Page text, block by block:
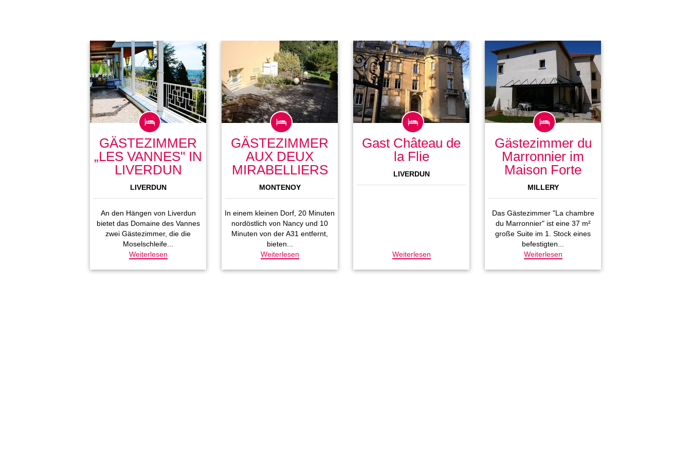
GÄSTEZIMMER
„LES VANNES" IN
LIVERDUN
LIVERDUN
An den Hängen von Liverdun
bietet das Domaine des Vannes
zwei Gästezimmer, die die
Moselschleife...
Weiterlesen
GÄSTEZIMMER
AUX DEUX
MIRABELLIERS
MONTENOY
In einem kleinen Dorf, 20 Minuten
nordöstlich von Nancy und 10
Minuten von der A31 entfernt,
bieten...
Weiterlesen
Gast Château de
la Flie
LIVERDUN
Weiterlesen
Gästezimmer du
Marronnier im
Maison Forte
MILLERY
Das Gästezimmer "La chambre
du Marronnier" ist eine 37 m²
große Suite im 1. Stock eines
befestigten...
Weiterlesen